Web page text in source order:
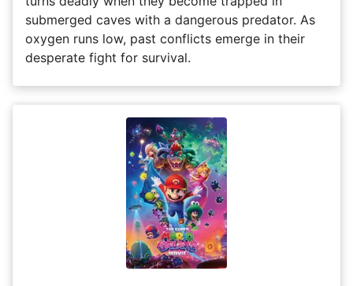
submerged caves with a dangerous predator. As
oxygen runs low, past conflicts emerge in their
desperate fight for survival.